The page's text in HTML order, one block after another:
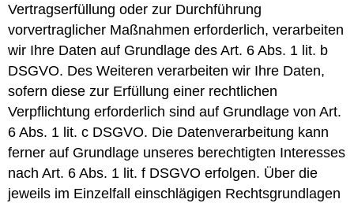
Vertragserfüllung oder zur Durchführung
vorvertraglicher Maßnahmen erforderlich, verarbeiten
wir Ihre Daten auf Grundlage des Art. 6 Abs. 1 lit. b
DSGVO. Des Weiteren verarbeiten wir Ihre Daten,
sofern diese zur Erfüllung einer rechtlichen
Verpflichtung erforderlich sind auf Grundlage von Art.
6 Abs. 1 lit. c DSGVO. Die Datenverarbeitung kann
ferner auf Grundlage unseres berechtigten Interesses
nach Art. 6 Abs. 1 lit. f DSGVO erfolgen. Über die
jeweils im Einzelfall einschlägigen Rechtsgrundlagen